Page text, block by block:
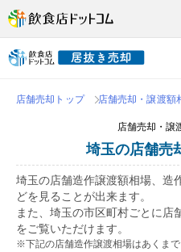
店舗売却トップ 店舗売却・譲渡額
店舗売却・譲
埼玉の店舗売
埼玉の店舗造作譲渡額相場、造
どを見ることが出来ます。
また、埼玉の市区町村ごとに店
をご覧いただけます。
※下記の店舗造作譲渡相場はあくまで